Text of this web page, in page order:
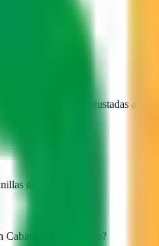
propuestas ajustadas a tu
del Campo?
Cabanillas del Campo?